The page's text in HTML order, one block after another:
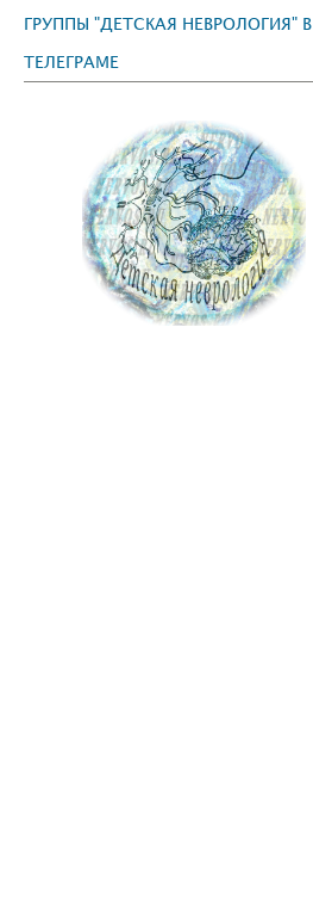
ГРУППЫ "ДЕТСКАЯ НЕВРОЛОГИЯ" В
ТЕЛЕГРАМЕ